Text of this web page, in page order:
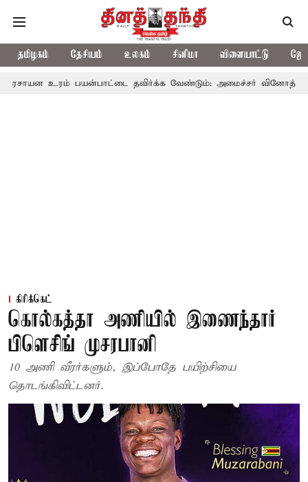
தமிழகம் தேசியம் உலகம் சினிமா விளையாட்டு
பயன்பாட்டை தவிர்க்க வேண்டும்: அமைச்சர் வினோத் 5
கிரிக்கெட்
கொல்கத்தா அணியில் இணைந்தார்
பிளெசிங் முசரபானி
10 அணி வீரர்களும், இப்போதே பயிற்சியை
தொடங்கிவிட்டனர்.